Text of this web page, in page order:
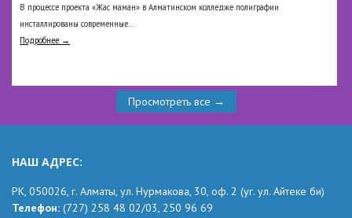
В процессе проекта «Жас маман» в Алматинском колледже полиграфии
инсталлированы современные...
Подробнее →
Просмотреть все →
НАШ АДРЕС:
РК, 050026, г. Алматы, ул. Нурмакова, 30, оф. 2 (уг. ул. Айтеке би)
Телефон: (727) 258 48 02/03, 250 96 69